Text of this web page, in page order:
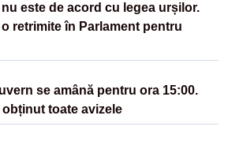
este de acord cu legea urșilor.
retrimite în Parlament pentru
se amână pentru ora 15:00.
toate avizele